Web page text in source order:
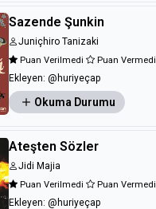
Sazende Şunkin
Juniçhiro Tanizaki
Puan Verilmedi Puan Vermedi
Ekleyen: @huriyeçap
Okuma Durumu
Ateşten Sözler
Jidi Majia
Puan Verilmedi Puan Vermedi
Ekleyen: @huriyeçap